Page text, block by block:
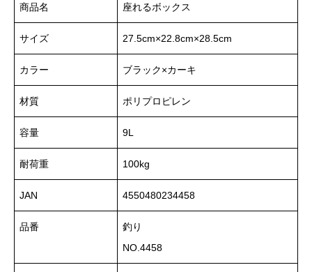
商品名 座れるボックス
サイズ 27.5cm×22.8cm×28.5cm
カラー ブラック×カーキ
材質 ポリプロピレン
容量 9L
耐荷重 100kg
JAN 4550480234458
品番
釣り
NO.4458